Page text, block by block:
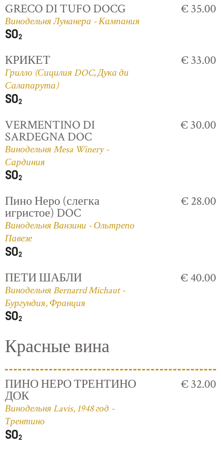
GRECO DI TUFO DOCG
Винодельня Лунанера - Кампания
€ 35.00
КРИКЕТ
Грилло (Сицилия DOC, Дука ди
Салапарута)
€ 33.00
VERMENTINO DI
SARDEGNA DOC
Винодельня Mesa Winery -
Сардиния
€ 30.00
Пино Неро (слегка
игристое) DOC
Винодельня Ванзини - Ольтрепо
Павезе
€ 28.00
ПЕТИ ШАБЛИ
Винодельня Bernarrd Michaut -
Бургундия, Франция
€ 40.00
Красные вина
ПИНО НЕРО ТРЕНТИНО
ДОК
Винодельня Lavis, 1948 год -
Трентино
€ 32.00